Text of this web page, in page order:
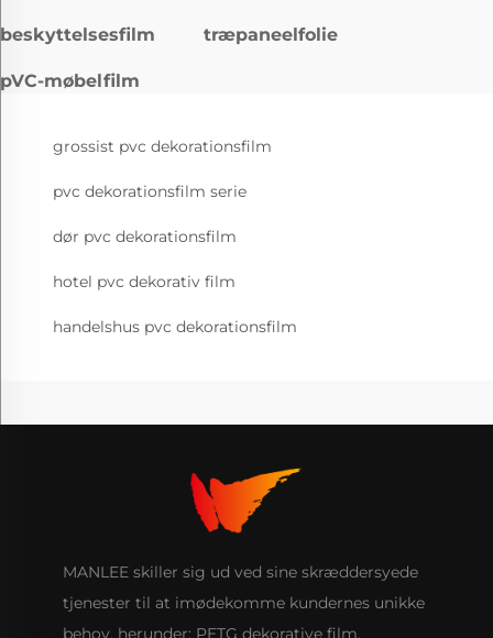
beskyttelsesfilm træpaneelfolie
pVC-møbelfilm
grossist pvc dekorationsfilm
pvc dekorationsfilm serie
dør pvc dekorationsfilm
hotel pvc dekorativ film
handelshus pvc dekorationsfilm
MANLEE skiller sig ud ved sine skræddersyede
tjenester til at imødekomme kundernes unikke
behov, herunder: PETG dekorative film,